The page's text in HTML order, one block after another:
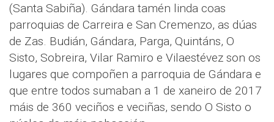
(Santa Sabiña). Gándara tamén linda coas
parroquias de Carreira e San Cremenzo, as dúas
de Zas. Budián, Gándara, Parga, Quintáns, O
Sisto, Sobreira, Vilar Ramiro e Vilaestévez son os
lugares que compoñen a parroquia de Gándara e
que entre todos sumaban a 1 de xaneiro de 2017
máis de 360 veciños e veciñas, sendo O Sisto o